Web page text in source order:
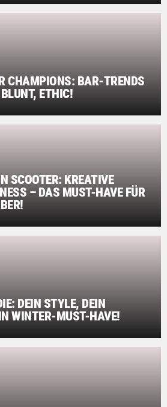
CHAMPIONS: BAR-TRENDS
ETHIC!
SCOOTER: KREATIVE
– DAS MUST-HAVE FÜR
DEIN STYLE, DEIN
WINTER-MUST-HAVE!